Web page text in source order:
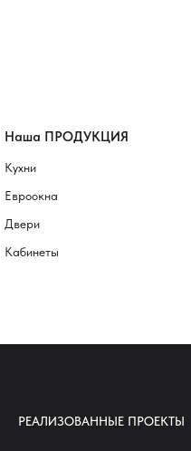
Наша ПРОДУКЦИЯ
Кухни
Евроокна
Двери
Кабинеты
РЕАЛИЗОВАННЫЕ ПРОЕКТЫ